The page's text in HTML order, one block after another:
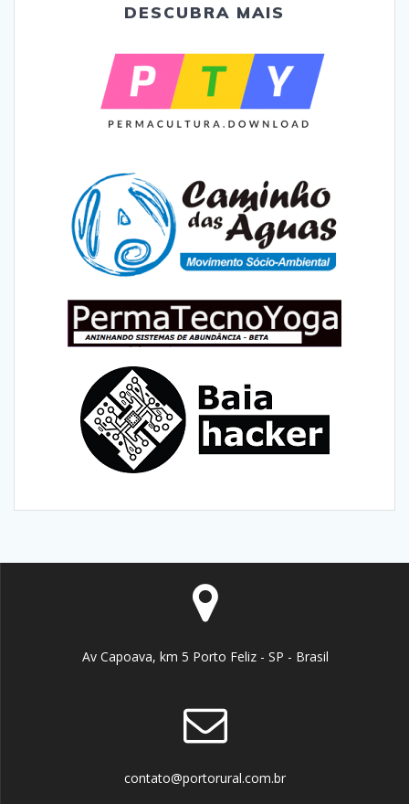
DESCUBRA MAIS
Av Capoava, km 5 Porto Feliz - SP - Brasil
contato@portorural.com.br